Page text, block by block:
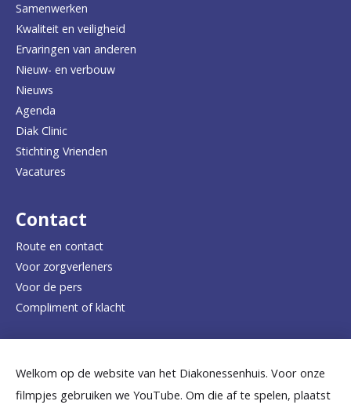
Welkom op de website van het Diakonessenhuis. Voor onze
filmpjes gebruiken we YouTube. Om die af te spelen, plaatst
r
u
g
n
a
a
d
e
h
p
Samenwerken
Kwaliteit en veiligheid
Ervaringen van anderen
Nieuw- en verbouw
Nieuws
Agenda
Diak Clinic
Stichting Vrienden
Vacatures
Contact
Route en contact
Voor zorgverleners
Voor de pers
Compliment of klacht
Dicht bij jou